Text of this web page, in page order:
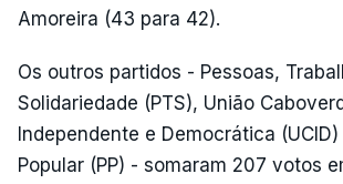
Amoreira (43 para 42).
Os outros partidos - Pessoas,
Solidariedade (PTS), União
Independente e Democrática
Popular (PP) - somaram 207 votos